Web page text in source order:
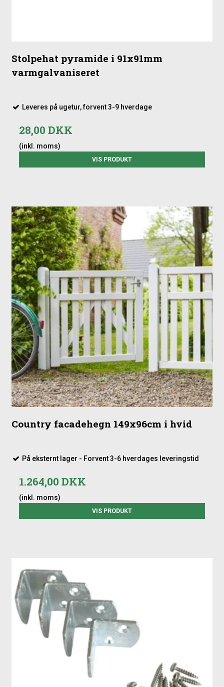
Stolpehat pyramide i 91x91mm
varmgalvaniseret
Leveres på ugetur, forvent 3-9 hverdage
28,00 DKK
(inkl. moms)
VIS PRODUKT
Country facadehegn 149x96cm i hvid
På eksternt lager - Forvent 3-6 hverdages leveringstid
1.264,00 DKK
(inkl. moms)
VIS PRODUKT